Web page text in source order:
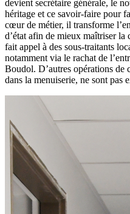
devient secrétaire générale, le
héritage et ce savoir-faire pour
cœur de métier, il transforme
d’état afin de mieux maîtriser
fait appel à des sous-traitants
notamment via le rachat de
Boudol. D’autres opérations de
dans la menuiserie, ne sont pas